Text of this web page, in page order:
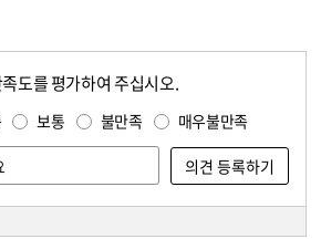
도를 평가하여 주십시오.
보통 불만족 매우불만족